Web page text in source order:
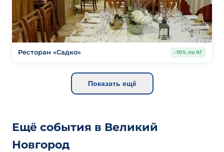
Ресторан «Садко» –10% по КГ
Показать ещё
Ещё события в Великий
Новгород